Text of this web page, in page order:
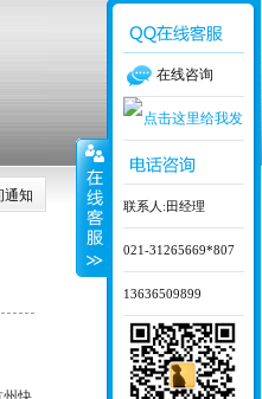
通知
在线咨询
联系人:田经理
021-31265669*807
13636509899